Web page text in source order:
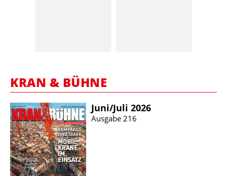
KRAN & BÜHNE
Juni/​Juli 2026
Ausgabe 216